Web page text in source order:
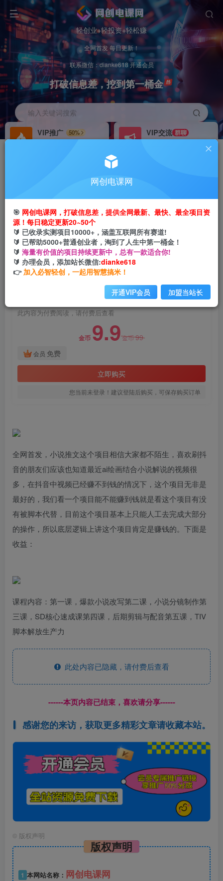
轻创业+轻投资+轻松赚
全网首发 每日更新！
联系微信：dianke618 开通会员
打破信息差，挖到第一桶金
输入关键词搜索
VIP推广
50%
VIP交流 群聊
研究探讨更多创业项目路子。
搭建同款网站，自己当老板
AI绘画小说推文，2小时解放生产力，吃到AI红利
网创电课网
2年前发布
关注
AI绘画小说推文，2小时解放生产力，吃到AI红利
此内容为付费阅读，请付费后查看
金币 9.9金币99
会员 免费
立即购买
您当前未登录！建议登陆后购买，可保存购买订单
全网首发，小说推文这个项目相信大家都不陌生，喜欢刷抖
音的朋友们应该也知道最近ai绘画结合小说解说的视频很
多，在抖音中视频已经赚不到钱的情况下，这个项目无非是
最好的，我们看一个项目能不能赚到钱就是看这个项目有没
有被脚本代替，目前这个项目基本上只能人工去完成大部分
的操作，所以底层逻辑上讲这个项目肯定是赚钱的。下面是
收益：
课程内容：第一课，爆款小说改写第二课，小说分镜制作第
三课，SD核心速成课第四课，后期剪辑与配音第五课，TIV
脚本解放生产力
此处内容已隐藏，请付费后查看
------本页内容已结束，喜欢请分享------
感谢您的来访，获取更多精彩文章请收藏本站。
© 版权声明
版权声明
1 本网站名称： 网创电课网
网创电课网
🎯 网创电课网，打破信息差，提供全网最新、最快、最全项目资
源！每日稳定更新20~50个
🔰 已收录实测项目10000+，涵盖互联网所有赛道!
🔰 已帮助5000+普通创业者，淘到了人生中第一桶金！
🔰 海量有价值的项目持续更新中，总有一款适合你!
🔰 办理会员，添加站长微信:dianke618
👉 加入必智轻创，一起用智慧搞米！
开通VIP会员 加盟当站长